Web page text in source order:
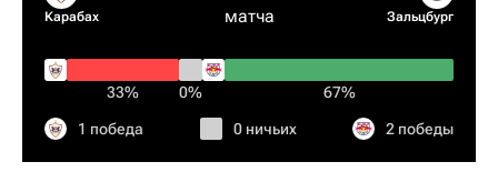
Карабах матча Зальцбург
33% 0% 67%
1 победа 0 ничьих 2 победы